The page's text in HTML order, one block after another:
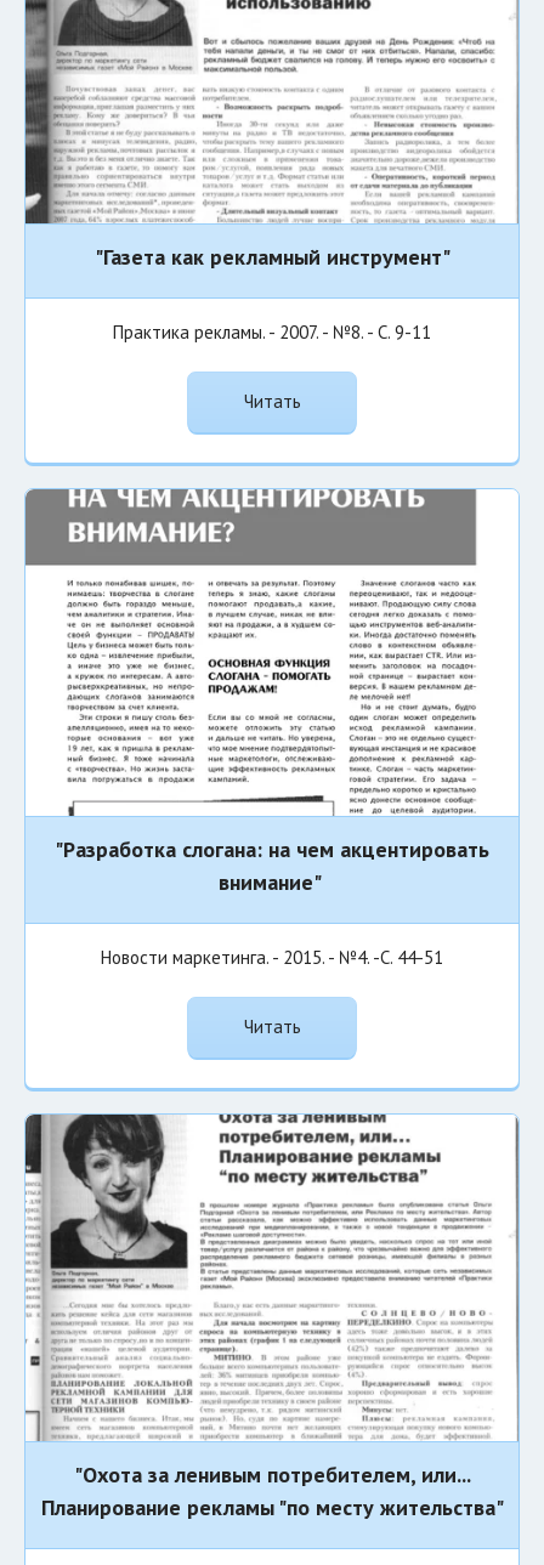
"Газета как рекламный инструмент"
Практика рекламы. - 2007. - №8. - С. 9-11
Читать
"Разработка слогана: на чем акцентировать
внимание"
Новости маркетинга. - 2015. - №4. -С. 44-51
Читать
"Охота за ленивым потребителем, или...
Планирование рекламы "по месту жительства"